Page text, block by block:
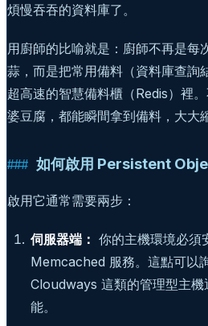
煩慢吞吞的資料庫了。
用廚師的比喻就是：廚師不再是每
蒜，而是把常用備料（資料庫查詢
超高速的智慧備料櫃（Redis）裡
婆豆腐，都能瞬間拿到備料，大大
如何啟用 Persistent
啟用它通常需要兩步：
伺服器端： 你的主機環境必須
Memcached 服務。這點可以
Cloudways 這類的管理型主機
能。